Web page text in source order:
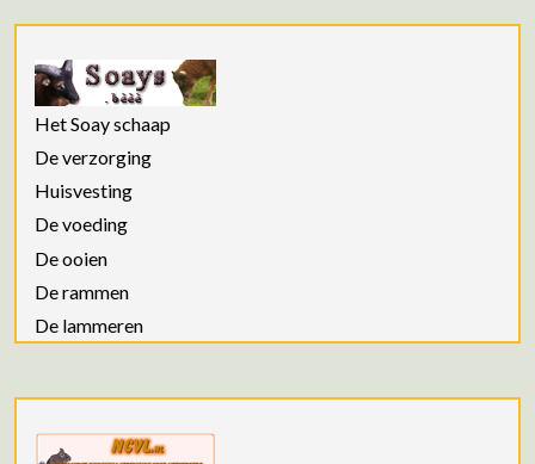
Het Soay schaap
De verzorging
Huisvesting
De voeding
De ooien
De rammen
De lammeren